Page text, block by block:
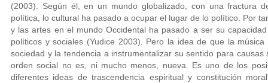
(2003). Según él, en un mundo globalizado, con una fractura
política, lo cultural ha pasado a ocupar el lugar de lo político. Por
y las artes en el mundo Occidental ha pasado a ser su
políticos y sociales (Yudice 2003). Pero la idea de que la
sociedad y la tendencia a instrumentalizar su sentido para
orden social no es, ni mucho menos, nueva. Es uno de los
diferentes ideas de trascendencia espiritual y constitución